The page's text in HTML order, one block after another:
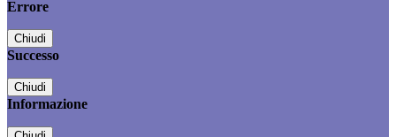
Errore
Chiudi
Successo
Chiudi
Informazione